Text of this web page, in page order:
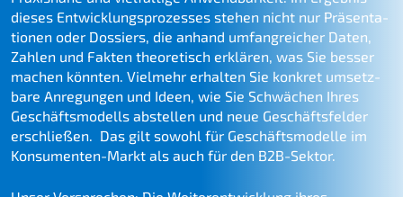
dieses Entwick­lungs­pro­zes­ses stehen nicht nur Präsen­ta­
tio­nen oder Dossiers, die anhand umfang­rei­cher Daten,
Zahlen und Fakten theore­tisch erklä­ren, was Sie besser
machen könnten. Vielmehr erhal­ten Sie konkret umsetz­
ba­re Anregun­gen und Ideen, wie Sie Schwä­chen Ihres
Geschäfts­mo­dells abstel­len und neue Geschäfts­fel­der
erschlie­ßen. Das gilt sowohl für Geschäfts­mo­del­le im
Konsu­men­ten-Markt als auch für den B2B-Sektor.